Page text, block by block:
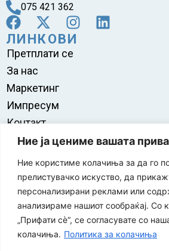
Ние ја цениме вашата
Ние користиме колачиња за да го
прелистувачко искуство, да
персонализирани реклами или
анализираме нашиот сообраќај. Со
„Прифати сè“, се согласувате со
колачиња. Политика за колачиња
075 421 362
ЛИНКОВИ
Претплати се
За нас
Маркетинг
Импресум
Контакт
Правила на користење